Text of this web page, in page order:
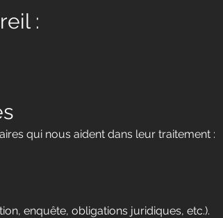
:
qui nous aident dans leur traitement :
enquête, obligations juridiques, etc.).